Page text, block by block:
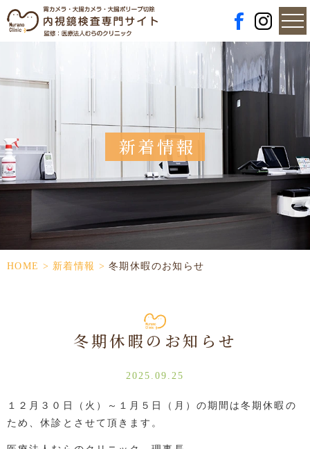
新着情報
HOME > 新着情報 > 冬期休暇のお知らせ
冬期休暇のお知らせ
2025.09.25
１２月３０日（火）～１月５日（月）の期間は冬期休暇の
ため、休診とさせて頂きます。